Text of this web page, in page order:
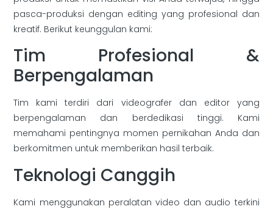
pasca-produksi dengan editing yang profesional dan
kreatif. Berikut keunggulan kami:
Tim Profesional &
Berpengalaman
Tim kami terdiri dari videografer dan editor yang
berpengalaman dan berdedikasi tinggi. Kami
memahami pentingnya momen pernikahan Anda dan
berkomitmen untuk memberikan hasil terbaik.
Teknologi Canggih
Kami menggunakan peralatan video dan audio terkini